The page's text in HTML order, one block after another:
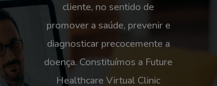
cliente, no sentido de
promover a saúde, prevenir e
diagnosticar precocemente a
doença. Constituímos a Future
Healthcare Virtual Clinic